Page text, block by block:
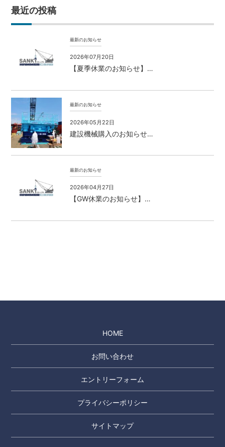
最近の投稿
最新のお知らせ
2026年07月20日
【夏季休業のお知らせ】…
最新のお知らせ
2026年05月22日
建設機械購入のお知らせ…
最新のお知らせ
2026年04月27日
【GW休業のお知らせ】…
HOME
お問い合わせ
エントリーフォーム
プライバシーポリシー
サイトマップ